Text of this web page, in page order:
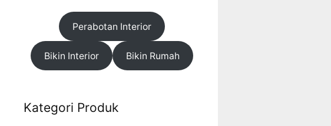
Perabotan Interior
Bikin Interior Bikin Rumah
Kategori Produk